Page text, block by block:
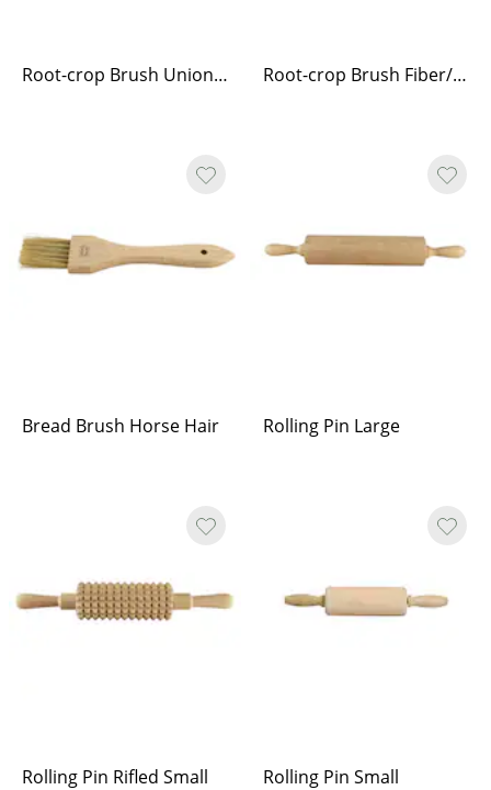
Root-crop Brush Unionsblandning Root-crop Brush Fiber/Unionmix
Bread Brush Horse Hair Rolling Pin Large
Rolling Pin Rifled Small Rolling Pin Small